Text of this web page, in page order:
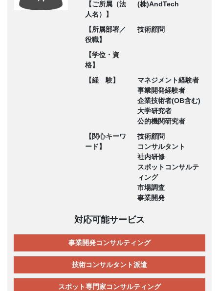
【ご所属（法
人名）】
(株)AndTech
【所属部署／
役職】
技術顧問
【学位・資
格】
【経 験】
マネジメント経験者
事業開発経験者
企業技術者(OB含む)
大学研究者
公的機関研究者
【関心キーワ
ード】
技術顧問
コンサルタント
社内研修
スポットコンサルテ
ィング
市場調査
事業開発
対応可能サービス
事業開発コンサルティング
技術コンサルタント派遣
スポット専門家コンサルティング